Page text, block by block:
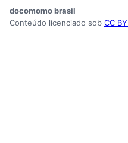
docomomo brasil
Conteúdo licenciado sob CC